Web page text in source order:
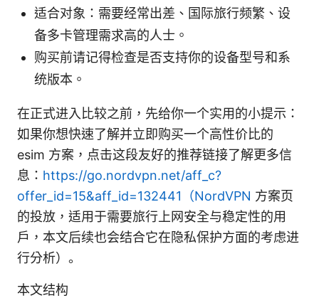
适合对象：需要经常出差、国际旅行频繁、设
备多卡管理需求高的人士。
购买前请记得检查是否支持你的设备型号和系
统版本。
在正式进入比较之前，先给你一个实用的小提示：
如果你想快速了解并立即购买一个高性价比的
esim 方案，点击这段友好的推荐链接了解更多信
息： https://go.nordvpn.net/aff_c?
offer_id=15&aff_id=132441（NordVPN 方案页
的投放，适用于需要旅行上网安全与稳定性的用
户，本文后续也会结合它在隐私保护方面的考虑进
行分析）。
本文结构